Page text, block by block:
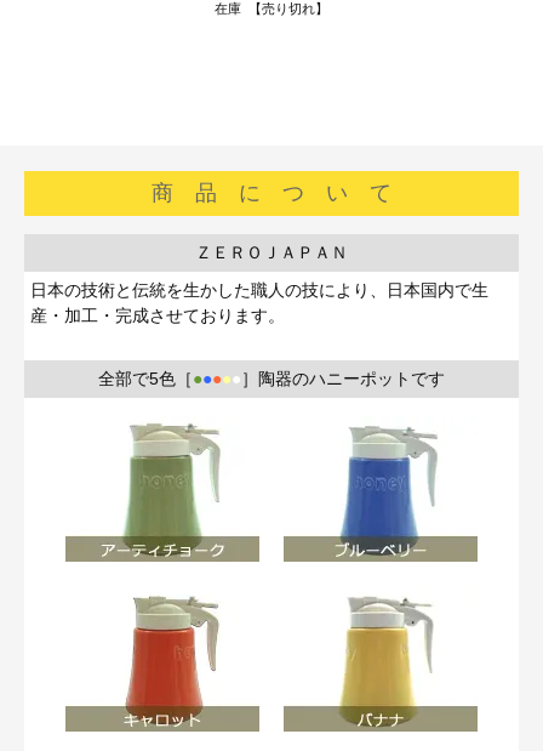
在庫 【売り切れ】
商 品 に つ い て
ＺＥＲＯＪＡＰＡＮ
日本の技術と伝統を生かした職人の技により、日本国内で生
産・加工・完成させております。
全部で5色［●●●●●］陶器のハニーポットです